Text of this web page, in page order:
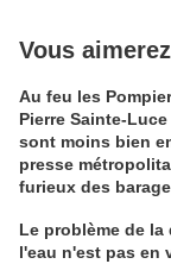
Vous
Au feu les
Pierre Sainte-
sont moins bien
presse
furieux des
Le problème de
l'eau n'est pas en